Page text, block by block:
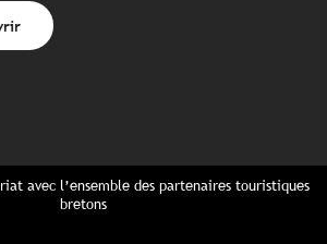
avec l’ensemble des partenaires touristiques
bretons